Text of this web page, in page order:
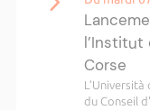
l’Institut
Corse
du Conseil